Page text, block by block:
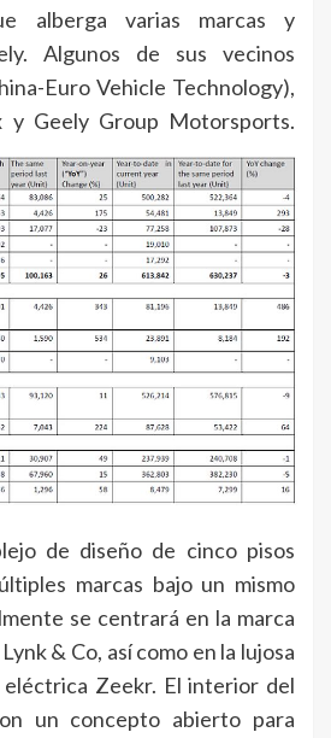
alberga varias marcas y
Algunos de sus vecinos
Euro Vehicle Technology),
y Geely Group Motorsports.
de diseño de cinco pisos
marcas bajo un mismo
se centrará en la marca
& Co, así como en la lujosa
Zeekr. El interior del
un concepto abierto para